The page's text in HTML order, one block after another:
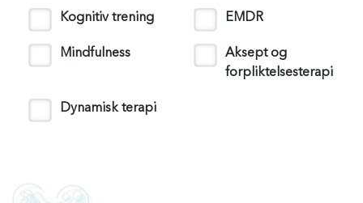
Kognitiv trening EMDR
Mindfulness
Aksept og
forpliktelsesterapi
Dynamisk terapi